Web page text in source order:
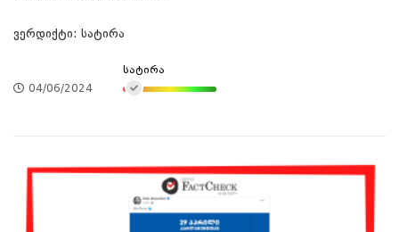
ვერდიქტი: სატირა
04/06/2024
სატირა